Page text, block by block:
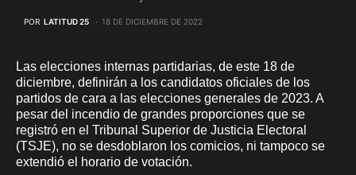
POR LATITUD 25 18 DE DICIEMBRE DE 2022
Las elecciones internas partidarias, de este 18 de
diciembre, definirán a los candidatos oficiales de los
partidos de cara a las elecciones generales de 2023. A
pesar del incendio de grandes proporciones que se
registró en el Tribunal Superior de Justicia Electoral
(TSJE), no se desdoblaron los comicios, ni tampoco se
extendió el horario de votación.